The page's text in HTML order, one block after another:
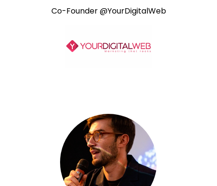
Co-Founder @YourDigitalWeb